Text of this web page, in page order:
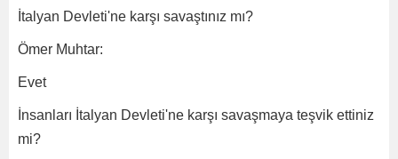
İtalyan Devleti'ne karşı savaştınız mı?
Ömer Muhtar:
Evet
İnsanları İtalyan Devleti'ne karşı savaşmaya teşvik ettiniz
mi?